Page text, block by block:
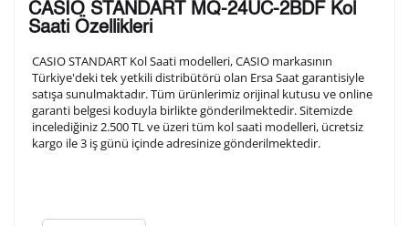
arka kapağına gravür tekniği ile formda belirtmiş
olduğunuz şekilde işlenecektir.
1. Satır
10/ 10
2. Satır
CASIO STANDART MQ-24UC-2BDF Kol
Saati Özellikleri
CASIO STANDART Kol Saati modelleri, CASIO markasının
Türkiye'deki tek yetkili distribütörü olan Ersa Saat garantisiyle
satışa sunulmaktadır. Tüm ürünlerimiz orijinal kutusu ve online
garanti belgesi koduyla birlikte gönderilmektedir. Sitemizde
incelediğiniz 2.500 TL ve üzeri tüm kol saati modelleri, ücretsiz
kargo ile 3 iş günü içinde adresinize gönderilmektedir.